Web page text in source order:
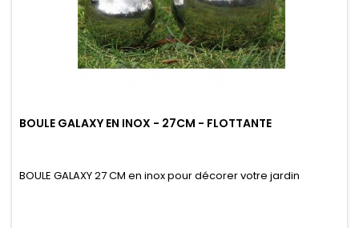
BOULE GALAXY EN INOX - 27CM - FLOTTANTE
BOULE GALAXY 27 CM en inox pour décorer votre jardin